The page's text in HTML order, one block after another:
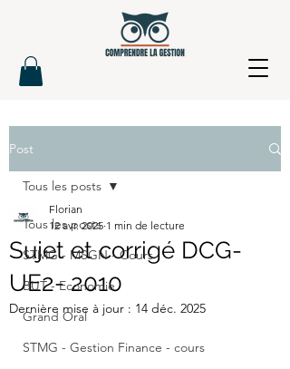
Post
Tous les posts
STMG - MSGN - Cours
BUT - Economie
Grand Oral
STMG - Gestion Finance - cours
Tous les posts
Sujet et corrigé DCG-
UE2- 2010
Florian
12 avr. 2025 1 min de lecture
Dernière mise à jour : 14 déc. 2025